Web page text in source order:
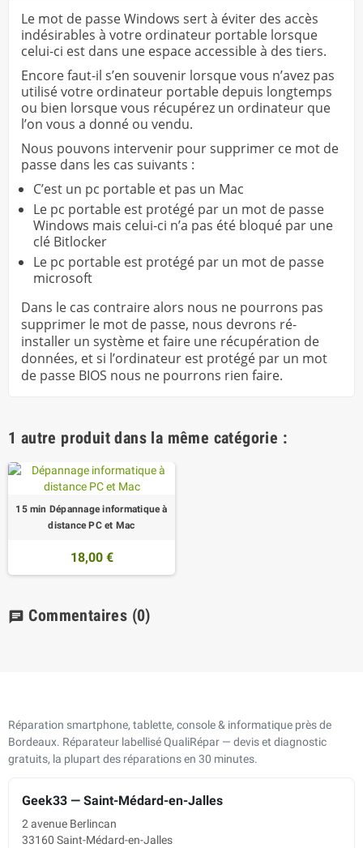
Le mot de passe Windows sert à éviter des accès
indésirables à votre ordinateur portable lorsque
celui-ci est dans une espace accessible à des tiers.
Encore faut-il s’en souvenir lorsque vous n’avez pas
utilisé votre ordinateur portable depuis longtemps
ou bien lorsque vous récupérez un ordinateur que
l’on vous a donné ou vendu.
Nous pouvons intervenir pour supprimer ce mot de
passe dans les cas suivants :
C’est un pc portable et pas un Mac
Le pc portable est protégé par un mot de passe
Windows mais celui-ci n’a pas été bloqué par une
clé Bitlocker
Le pc portable est protégé par un mot de passe
microsoft
Dans le cas contraire alors nous ne pourrons pas
supprimer le mot de passe, nous devrons ré-
installer un système et faire une récupération de
données, et si l’ordinateur est protégé par un mot
de passe BIOS nous ne pourrons rien faire.
1 autre produit dans la même catégorie :
15 min Dépannage informatique à
distance PC et Mac
18,00 €
chat Commentaires (0)
Réparation smartphone, tablette, console & informatique près de
Bordeaux. Réparateur labellisé QualiRépar — devis et diagnostic
gratuits, la plupart des réparations en 30 minutes.
Geek33 — Saint-Médard-en-Jalles
2 avenue Berlincan
33160 Saint-Médard-en-Jalles